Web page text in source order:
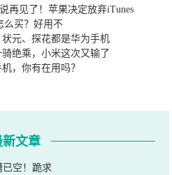
再见了！苹果决定放弃iTunes
么买？好用不
元、探花都是华为手机
绝乘，小米这次又输了
，你有在用吗？
文章
已空！跪求